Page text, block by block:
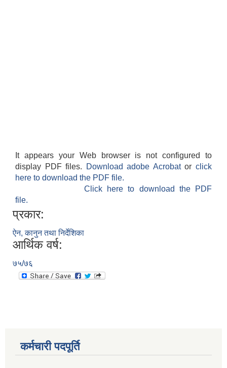
It appears your Web browser is not configured to
display PDF files.
Download adobe Acrobatorclick
here to download the PDF file.
Click here to download the PDF
file.
प्रकार:
ऐन, कानुन तथा निर्देशिका
आर्थिक वर्ष:
७५/७६
कर्मचारी पदपूर्ति